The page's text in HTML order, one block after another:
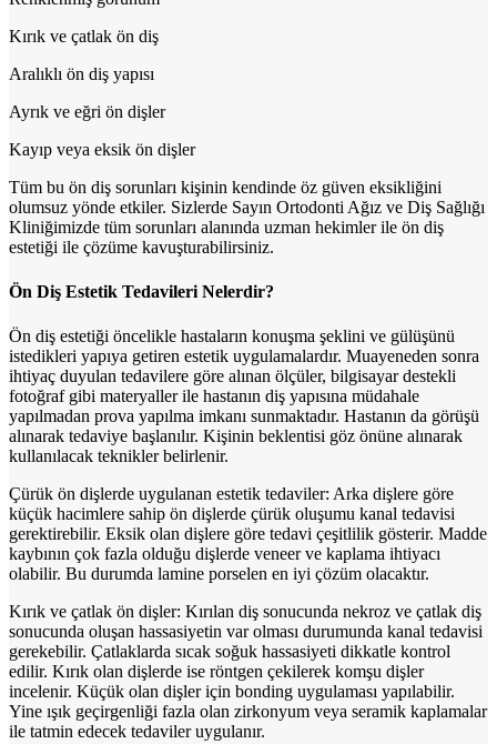
Kırık ve çatlak ön diş
Aralıklı ön diş yapısı
Ayrık ve eğri ön dişler
Kayıp veya eksik ön dişler
Tüm bu ön diş sorunları kişinin kendinde öz güven eksikliğini
olumsuz yönde etkiler. Sizlerde Sayın Ortodonti Ağız ve Diş Sağlığı
Kliniğimizde tüm sorunları alanında uzman hekimler ile ön diş
estetiği ile çözüme kavuşturabilirsiniz.
Ön Diş Estetik Tedavileri Nelerdir?
Ön diş estetiği öncelikle hastaların konuşma şeklini ve gülüşünü
istedikleri yapıya getiren estetik uygulamalardır. Muayeneden sonra
ihtiyaç duyulan tedavilere göre alınan ölçüler, bilgisayar destekli
fotoğraf gibi materyaller ile hastanın diş yapısına müdahale
yapılmadan prova yapılma imkanı sunmaktadır. Hastanın da görüşü
alınarak tedaviye başlanılır. Kişinin beklentisi göz önüne alınarak
kullanılacak teknikler belirlenir.
Çürük ön dişlerde uygulanan estetik tedaviler: Arka dişlere göre
küçük hacimlere sahip ön dişlerde çürük oluşumu kanal tedavisi
gerektirebilir. Eksik olan dişlere göre tedavi çeşitlilik gösterir. Madde
kaybının çok fazla olduğu dişlerde veneer ve kaplama ihtiyacı
olabilir. Bu durumda lamine porselen en iyi çözüm olacaktır.
Kırık ve çatlak ön dişler: Kırılan diş sonucunda nekroz ve çatlak diş
sonucunda oluşan hassasiyetin var olması durumunda kanal tedavisi
gerekebilir. Çatlaklarda sıcak soğuk hassasiyeti dikkatle kontrol
edilir. Kırık olan dişlerde ise röntgen çekilerek komşu dişler
incelenir. Küçük olan dişler için bonding uygulaması yapılabilir.
Yine ışık geçirgenliği fazla olan zirkonyum veya seramik kaplamalar
ile tatmin edecek tedaviler uygulanır.